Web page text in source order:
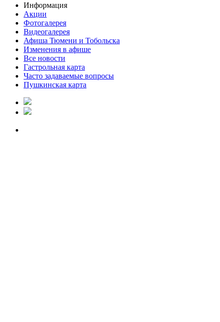
Информация
Акции
Фотогалерея
Видеогалерея
Афиша Тюмени и Тобольска
Изменения в афише
Все новости
Гастрольная карта
Часто задаваемые вопросы
Пушкинская карта